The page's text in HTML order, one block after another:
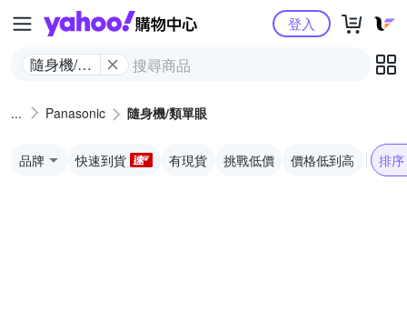
Yahoo購物中心
隨身機/類
登入
Panasonic 隨身機/類單眼
品牌 快速到貨 有現貨 挑戰低價 價格低到高 排序